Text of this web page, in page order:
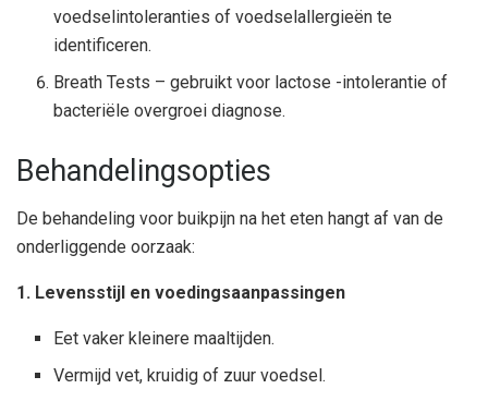
voedselintoleranties of voedselallergieën te
identificeren.
Breath Tests – gebruikt voor lactose -intolerantie of
bacteriële overgroei diagnose.
Behandelingsopties
De behandeling voor buikpijn na het eten hangt af van de
onderliggende oorzaak:
1. Levensstijl en voedingsaanpassingen
Eet vaker kleinere maaltijden.
Vermijd vet, kruidig ​​of zuur voedsel.